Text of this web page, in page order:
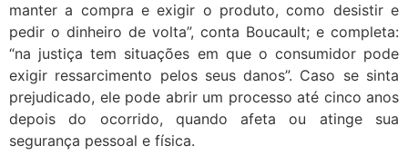
manter a compra e exigir o produto, como desistir e
pedir o dinheiro de volta”, conta Boucault; e completa:
“na justiça tem situações em que o consumidor pode
exigir ressarcimento pelos seus danos”. Caso se sinta
prejudicado, ele pode abrir um processo até cinco anos
depois do ocorrido, quando afeta ou atinge sua
segurança pessoal e física.